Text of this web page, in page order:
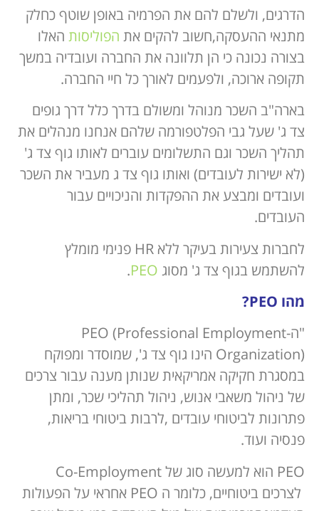
הדרגים, ולשלם להם את הפרמיה באופן שוטף כחלק
מתנאי ההעסקה,חשוב להקים את הפוליסות האלו
בצורה נכונה כי הן תלוונה את החברה ועובדיה במשך
תקופה ארוכה, ולפעמים לאורך כל חיי החברה.
בארה"ב השכר מנוהל ומשולם בדרך כלל דרך גופים
צד ג' שעל גבי הפלטפורמה שלהם אנחנו מנהלים את
תהליך השכר וגם התשלומים עוברים לאותו גוף צד ג'
(לא ישירות לעובדים) ואותו גוף צד ג מעביר את השכר
ועובדים ומבצע את ההפקדות והניכויים עבור
העובדים.
לחברות צעירות בעיקר ללא HR פנימי מומלץ
להשתמש בגוף צד ג' מסוג PEO
.
מהו PEO
?
"ה-PEO (Professional Employment
Organization) הינו גוף צד ג', שמוסדר ומפוקח
במסגרת חקיקה אמריקאית שנותן מענה עבור צרכים
של ניהול משאבי אנוש, ניהול תהליכי שכר, ומתן
פתרונות לביטוחי עובדים ,לרבות ביטוחי בריאות,
פנסיה ועוד.
PEO הוא למעשה סוג של Co-Employment
לצרכים ביטוחיים, כלומר ה PEO אחראי על הפעולות